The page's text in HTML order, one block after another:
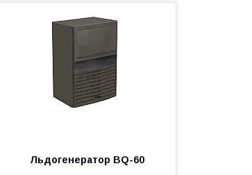
Льдогенератор BQ-60